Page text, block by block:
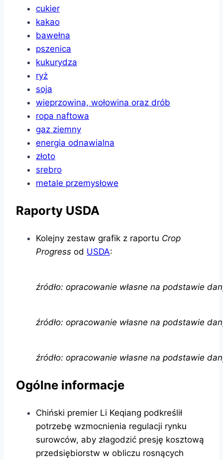
cukier
kakao
bawełna
pszenica
kukurydza
ryż
soja
wieprzowina, wołowina oraz drób
ropa naftowa
gaz ziemny
energia odnawialna
złoto
srebro
metale przemysłowe
Raporty USDA
Kolejny zestaw grafik z raportu Crop
Progress od USDA:
źródło: opracowanie własne na podstawie
źródło: opracowanie własne na podstawie
źródło: opracowanie własne na podstawie
Ogólne informacje
Chiński premier Li Keqiang podkreślił
potrzebę wzmocnienia regulacji rynku
surowców, aby złagodzić presję kosztową
przedsiębiorstw w obliczu rosnących